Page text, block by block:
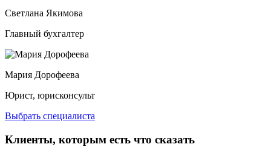
Светлана Якимова
Главный бухгалтер
Мария Дорофеева
Юрист, юрисконсульт
Выбрать специалиста
Клиенты, которым есть что сказать